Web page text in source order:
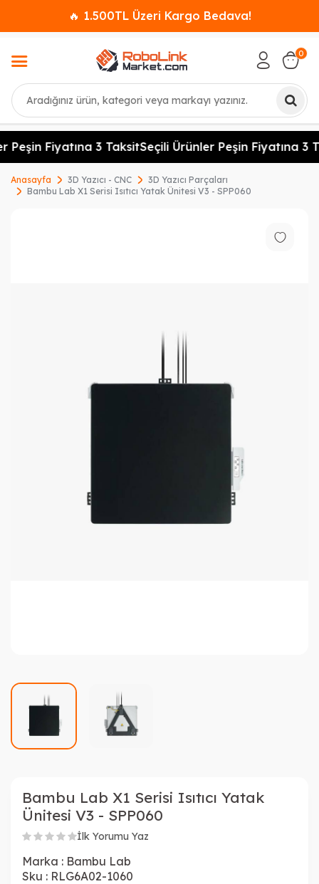
🔥 1.500TL Üzeri Kargo Bedava!
Ara
0
Peşin Fiyatına 3 TaksitSeçili Ürünler Peşin Fiyatına 3
Anasayfa 3D Yazıcı - CNC
3D Yazıcı Parçaları
Bambu Lab X1 Serisi Isıtıcı Yatak Ünitesi V3 - SPP060
Bambu Lab X1 Serisi Isıtıcı Yatak
Ünitesi V3 - SPP060
İlk Yorumu Yaz
Marka : Bambu Lab
Sku : RLG6A02-1060